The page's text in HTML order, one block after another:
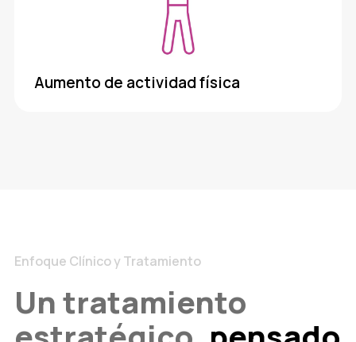
Aumento de actividad física
Enfoque Clínico y Tratamiento
Un tratamiento